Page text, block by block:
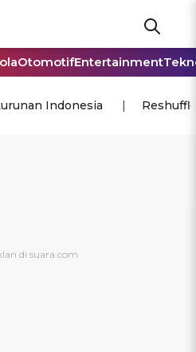
OtomotifEntertainment
Indonesia